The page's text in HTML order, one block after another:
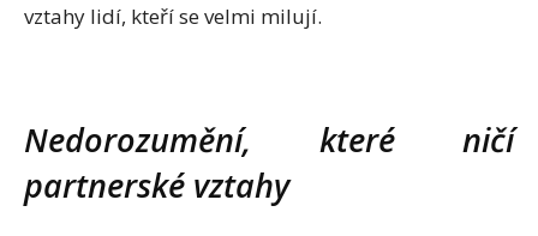
vztahy lidí, kteří se velmi milují.
Nedorozumění, které ničí
partnerské vztahy